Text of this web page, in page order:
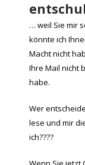
… weil Sie mir
könnte ich
Macht nicht
Ihre Mail nicht
habe.
Wer
lese und mir
ich????